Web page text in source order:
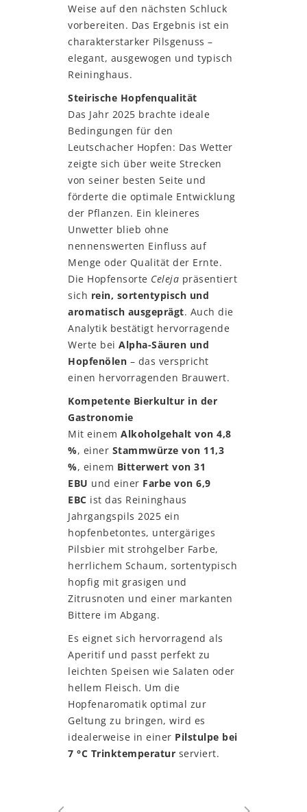
Weise auf den nächsten Schluck
vorbereiten. Das Ergebnis ist ein
charakterstarker Pilsgenuss –
elegant, ausgewogen und typisch
Reininghaus.
Steirische Hopfenqualität
Das Jahr 2025 brachte ideale
Bedingungen für den
Leutschacher Hopfen: Das Wetter
zeigte sich über weite Strecken
von seiner besten Seite und
förderte die optimale Entwicklung
der Pflanzen. Ein kleineres
Unwetter blieb ohne
nennenswerten Einfluss auf
Menge oder Qualität der Ernte.
Die Hopfensorte Celeja präsentiert
sich rein, sortentypisch und
aromatisch ausgeprägt. Auch die
Analytik bestätigt hervorragende
Werte bei Alpha-Säuren und
Hopfenölen – das verspricht
einen hervorragenden Brauwert.
Kompetente Bierkultur in der
Gastronomie
Mit einem Alkoholgehalt von 4,8
%, einer Stammwürze von 11,3
%, einem Bitterwert von 31
EBU und einer Farbe von 6,9
EBC ist das Reininghaus
Jahrgangspils 2025 ein
hopfenbetontes, untergäriges
Pilsbier mit strohgelber Farbe,
herrlichem Schaum, sortentypisch
hopfig mit grasigen und
Zitrusnoten und einer markanten
Bittere im Abgang.
Es eignet sich hervorragend als
Aperitif und passt perfekt zu
leichten Speisen wie Salaten oder
hellem Fleisch. Um die
Hopfenaromatik optimal zur
Geltung zu bringen, wird es
idealerweise in einer Pilstulpe bei
7 °C Trinktemperatur serviert.